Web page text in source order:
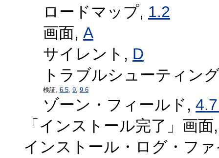
ロードマップ, 1.2
画面, A
サイレント, D
トラブルシューティン
検証, 6.5 9 9.6
ゾーン・フィールド,
「インストール完了」画
インストール・ログ・フ